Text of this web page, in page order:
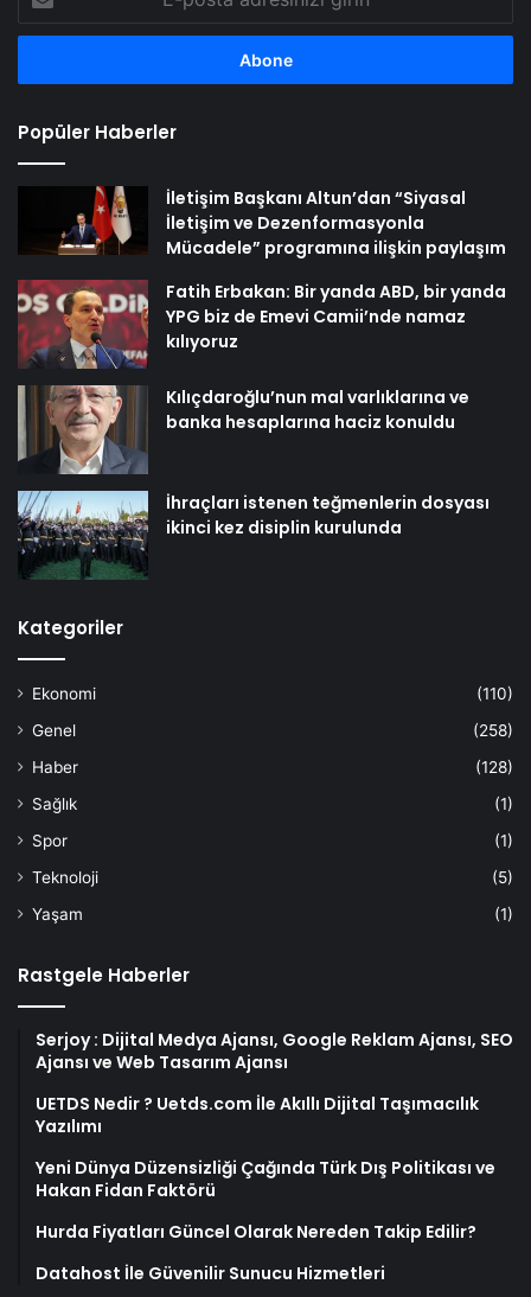
posta
adresinizi
Popüler Haberler
İletişim Başkanı Altun’dan “Siyasal
İletişim ve Dezenformasyonla
Mücadele” programına ilişkin paylaşım
Fatih Erbakan: Bir yanda ABD, bir yanda
YPG biz de Emevi Camii’nde namaz
kılıyoruz
Kılıçdaroğlu’nun mal varlıklarına ve
banka hesaplarına haciz konuldu
İhraçları istenen teğmenlerin dosyası
ikinci kez disiplin kurulunda
Kategoriler
Ekonomi
(110)
Genel
(258)
Haber
(128)
Sağlık
(1)
Spor
(1)
Teknoloji
(5)
Yaşam
(1)
Rastgele Haberler
Serjoy : Dijital Medya Ajansı, Google Reklam Ajansı, SEO
Ajansı ve Web Tasarım Ajansı
UETDS Nedir ? Uetds.com İle Akıllı Dijital Taşımacılık
Yazılımı
Yeni Dünya Düzensizliği Çağında Türk Dış Politikası ve
Hakan Fidan Faktörü
Hurda Fiyatları Güncel Olarak Nereden Takip Edilir?
Datahost İle Güvenilir Sunucu Hizmetleri